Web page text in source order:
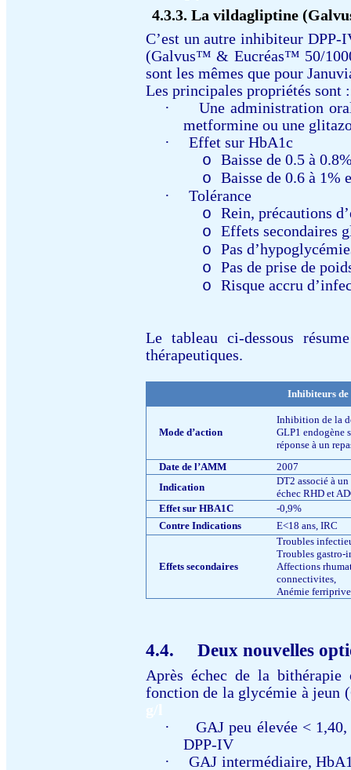
4.3.3. La vildagliptine
C’est un autre inhibiteur DPP-
(Galvus™ & Eucréas™ 50/
sont les mêmes que pour
Les principales propriétés sont :
·
Une administration
metformine ou une
·
Effet sur HbA1c
o Baisse de 0.5 à
o
Baisse de 0.6 à 1%
·
Tolérance
o Rein, précautions
o Effets secondaires
o Pas
o Pas de prise de
o Risque accru
Le tableau ci-dessous
thérapeutiques.
Inhibiteurs
Mode d’action
Inhibition de la
GLP1 endogène
réponse à un
Date de l’AMM
2007
Indication
DT2 associé à
échec RHD et
Effet sur HBA1C
-0,9%
Contre Indications
E<18 ans, IRC
Effets secondaires
Troubles
Troubles gastro-
Affections
connectivites,
Anémie ferriprive
4.4. Deux nouvelles
Après échec de la
fonction de la glycémie à jeun
g/l
·
GAJ peu élevée < 1,40,
DPP-IV
·
GAJ intermédiaire,